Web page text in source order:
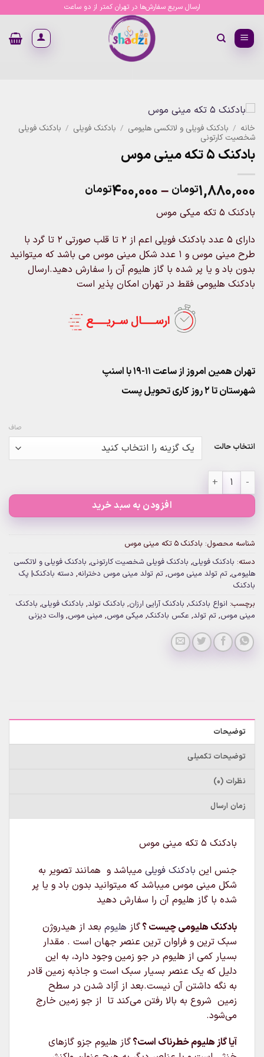
content
ارسال سریع سفارش‌ها در تهران کمتر از دو ساعت
خانه / بادکنک فویلی و لاتکسی هلیومی / بادکنک فویلی / بادکنک فویلی
شخصیت کارتونی
بادکنک ۵ تکه مینی موس
۱,۸۸۰,۰۰۰تومان –۴۰۰,۰۰۰تومان
through
۱,۸۸۰,۰۰۰تومان
بادکنک ۵ تکه میکی موس
دارای ۵ عدد بادکنک فویلی اعم از ۲ تا قلب صورتی ۲ تا گرد با
طرح مینی موس و ۱ عدد شکل مینی موس می باشد که میتوانید
بدون باد و یا پر شده با گاز هلیوم آن را سفارش دهید.ارسال
بادکنک هلیومی فقط در تهران امکان پذیر است
تهران همین امروز از ساعت ۱۱-۱۹ با اسنپ
شهرستان تا 2 روز کاری تحویل پست
انتخاب حالت
صاف
بادکنک ۵ تکه مینی موس عدد
افزودن به سبد خرید
شناسه محصول: بادکنک ۵ تکه مینی موس
دسته: بادکنک فویلی, بادکنک فویلی شخصیت کارتونی, بادکنک فویلی و لاتکسی
هلیومی, تم تولد مینی موس, تم تولد مینی موس دخترانه, دسته بادکنک| پک
بادکنک
برچسب: انواع بادکنک, بادکنک آرایی ارزان, بادکنک تولد, بادکنک فویلی, بادکنک
مینی موس, تم تولد, عکس بادکنک, میکی موس, مینی موس, والت دیزنی
توضیحات
توضیحات تکمیلی
نظرات (0)
زمان ارسال
بادکنک ۵ تکه مینی موس
جنس این بادکنک فویلی میباشد و همانند تصویر به
شکل مینی موس میباشد که میتوانید بدون باد و یا پر
شده با گاز هلیوم آن را سفارش دهید
بادکنک هلیومی چیست ؟گاز هلیوم بعد از هیدروژن
سبک‌ ترین و فراوان‌ ترین عنصر جهان است . مقدار
بسیار کمی از هلیوم در جو زمین وجود دارد، به این
دلیل که یک عنصر بسیار سبک است و جاذبه زمین قادر
به نگه داشتن آن نیست.بعد از آزاد شدن در سطح
زمین شروع به بالا رفتن می‌کند تا از جو زمین خارج
می‌شود.
آیا گاز هلیوم خطرناک است؟گاز هلیوم جزو گازهای